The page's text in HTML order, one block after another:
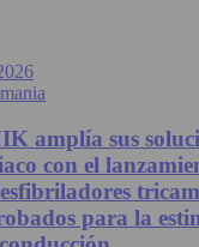
amplía sus
con el
para la